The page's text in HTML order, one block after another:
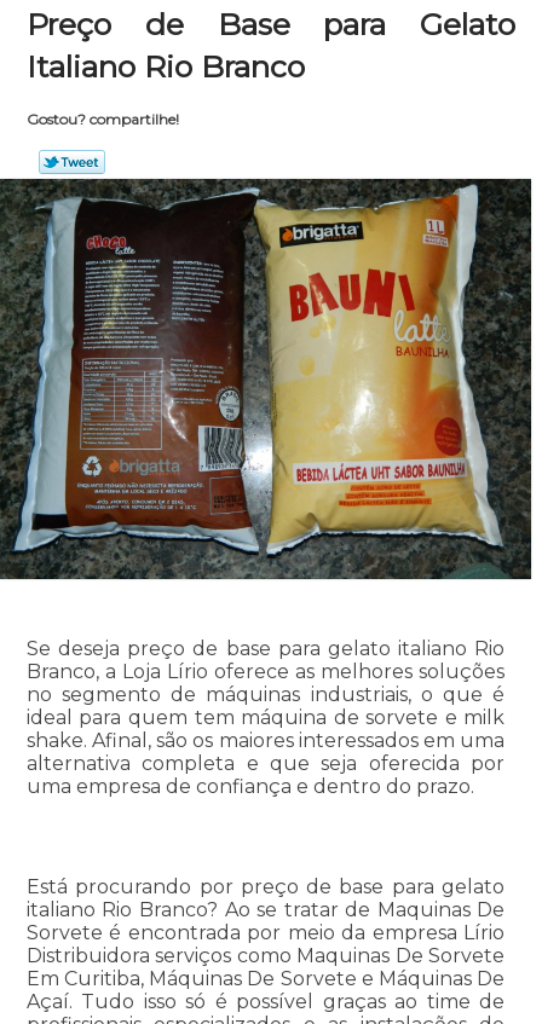
Preço de Base para Gelato
Italiano Rio Branco
Gostou? compartilhe!
Se deseja preço de base para gelato italiano Rio
Branco, a Loja Lírio oferece as melhores soluções
no segmento de máquinas industriais, o que é
ideal para quem tem máquina de sorvete e milk
shake. Afinal, são os maiores interessados em uma
alternativa completa e que seja oferecida por
uma empresa de confiança e dentro do prazo.
Está procurando por preço de base para gelato
italiano Rio Branco? Ao se tratar de Maquinas De
Sorvete é encontrada por meio da empresa Lírio
Distribuidora serviços como Maquinas De Sorvete
Em Curitiba, Máquinas De Sorvete e Máquinas De
Açaí. Tudo isso só é possível graças ao time de